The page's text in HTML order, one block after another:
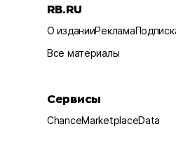
RB.RU
О изданииРеклама
Все материалы
Сервисы
ChanceMarketplaceData